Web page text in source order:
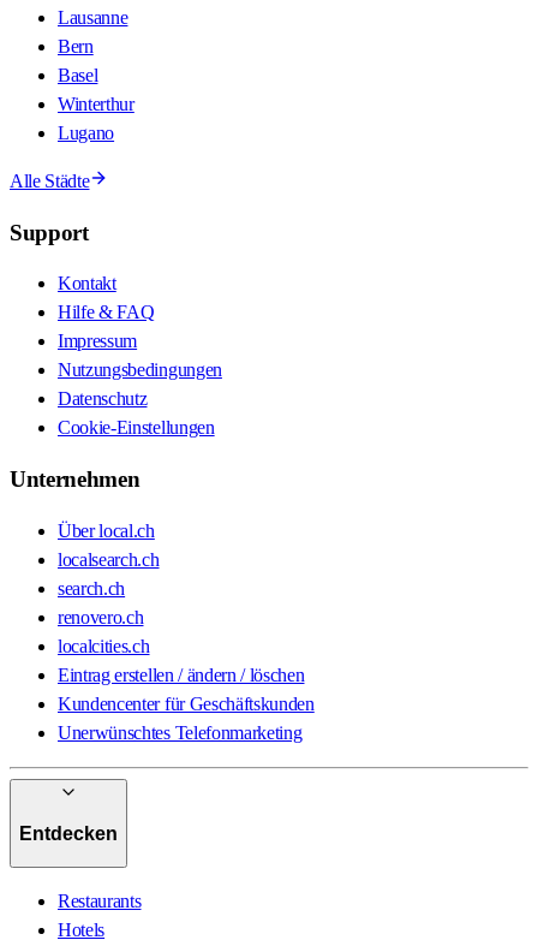
Lausanne
Bern
Basel
Winterthur
Lugano
Alle Städte
Support
Kontakt
Hilfe & FAQ
Impressum
Nutzungsbedingungen
Datenschutz
Cookie-Einstellungen
Unternehmen
Über local.ch
localsearch.ch
search.ch
renovero.ch
localcities.ch
Eintrag erstellen / ändern / löschen
Kundencenter für Geschäftskunden
Unerwünschtes Telefonmarketing
Entdecken
Restaurants
Hotels